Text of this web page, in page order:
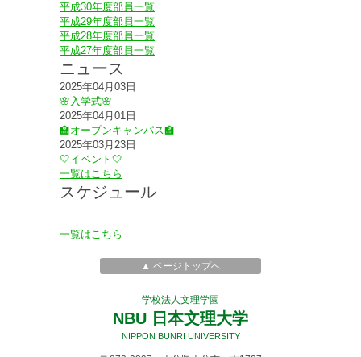
平成30年度部員一覧
平成29年度部員一覧
平成28年度部員一覧
平成27年度部員一覧
ニュース
2025年04月03日
🌸入学式🌸
2025年04月01日
🏫オープンキャンパス🏫
2025年03月23日
🤍イベント🤍
一覧はこちら
スケジュール
一覧はこちら
▲ ページトップへ
学校法人文理学園
NBU 日本文理大学
NIPPON BUNRI UNIVERSITY